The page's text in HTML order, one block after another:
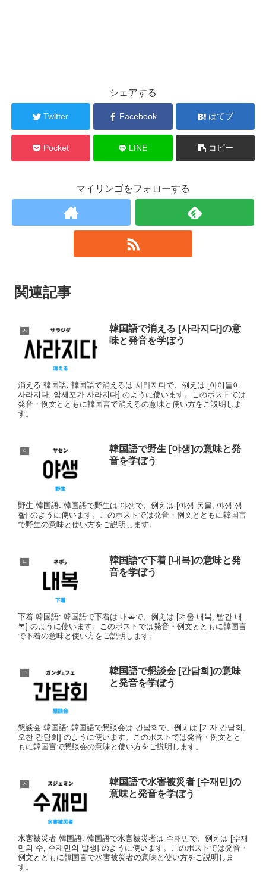
シェアする
Twitter Facebook はてブ
Pocket LINE コピー
マイリンゴをフォローする
関連記事
ㅅ
韓国語で消える [사라지다]の意
味と発音を学ぼう
消える 韓国語: 韓国語で消えるは 사라지다で、例えは [아이들이
사라지다, 암세포가 사라지다] のように使います。このポストでは
発音・例文とともに韓国言で消えるの意味と使い方をご説明しま
す。
ㅇ
韓国語で野生 [야생]の意味と発
音を学ぼう
野生 韓国語: 韓国語で野生は 야생で、例えは [야생 동물, 야생 생
활] のように使います。このポストでは発音・例文とともに韓国言
で野生の意味と使い方をご説明します。
ㄴ
韓国語で下着 [내복]の意味と発
音を学ぼう
下着 韓国語: 韓国語で下着は 내복で、例えは [겨울 내복, 빨간 내
복] のように使います。このポストでは発音・例文とともに韓国言
で下着の意味と使い方をご説明します。
ㄱ
韓国語で懇談会 [간담회]の意味
と発音を学ぼう
懇談会 韓国語: 韓国語で懇談会は 간담회で、例えは [기자 간담회,
오찬 간담회] のように使います。このポストでは発音・例文とと
もに韓国言で懇談会の意味と使い方をご説明します。
ㅅ
韓国語で水害被災者 [수재민]の
意味と発音を学ぼう
水害被災者 韓国語: 韓国語で水害被災者は 수재민で、例えは [수재
민의 수, 수재민의 발생] のように使います。このポストでは発音・
例文とともに韓国言で水害被災者の意味と使い方をご説明しま
す。